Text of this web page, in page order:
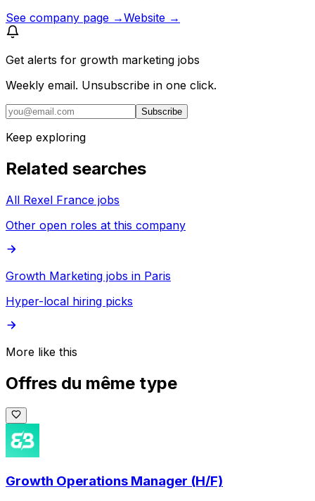
See company page →Website →
Get alerts for growth marketing jobs
Weekly email. Unsubscribe in one click.
Subscribe
Keep exploring
Related searches
All Rexel France jobs
Other open roles at this company
Growth Marketing jobs in Paris
Hyper-local hiring picks
More like this
Offres du même type
Growth Operations Manager (H/F)